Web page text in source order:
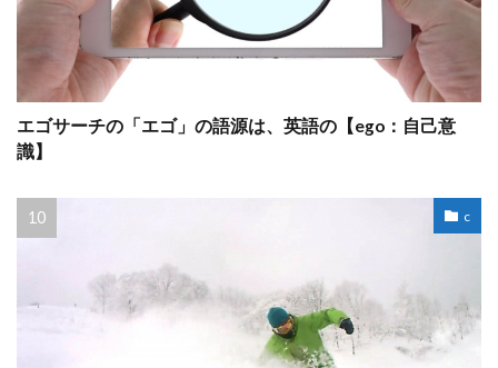
エゴサーチの「エゴ」の語源は、英語の【ego：自己意
識】
c